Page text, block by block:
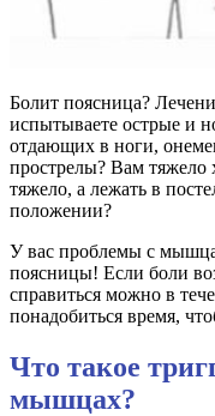
Болит поясница?
испытываете острые и
отдающих в ноги,
прострелы? Вам тяжело
тяжело, а лежать в
положении?
У вас проблемы с
поясницы! Если боли
справиться можно в
понадобиться время,
Что такое
мышцах?